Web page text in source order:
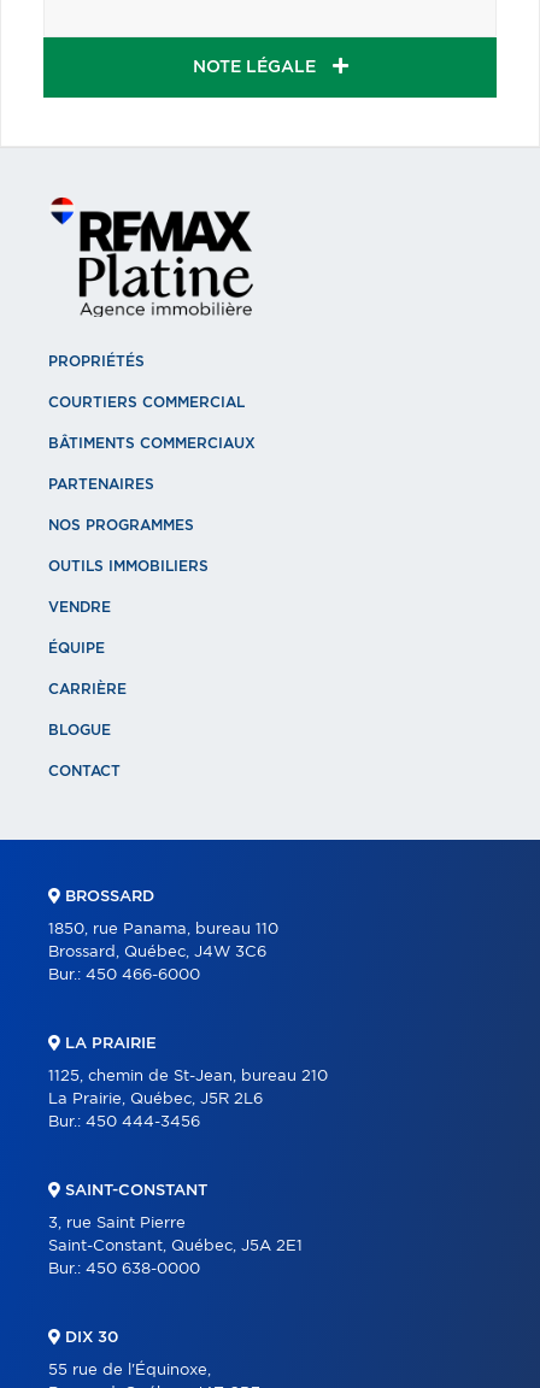
NOTE LÉGALE
PROPRIÉTÉS
COURTIERS COMMERCIAL
BÂTIMENTS COMMERCIAUX
PARTENAIRES
NOS PROGRAMMES
OUTILS IMMOBILIERS
VENDRE
ÉQUIPE
CARRIÈRE
BLOGUE
CONTACT
BROSSARD
1850, rue Panama, bureau 110
Brossard, Québec, J4W 3C6
Bur.: 450 466-6000
LA PRAIRIE
1125, chemin de St-Jean, bureau 210
La Prairie, Québec, J5R 2L6
Bur.: 450 444-3456
SAINT-CONSTANT
3, rue Saint Pierre
Saint-Constant, Québec, J5A 2E1
Bur.: 450 638-0000
DIX 30
55 rue de l'Équinoxe,